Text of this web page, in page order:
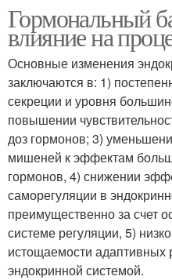
Гормональный
влияние на
Основные изменения
заключаются в: 1)
секреции и уровня
повышении
доз гормонов; 3)
мишеней к эффектам
гормонов, 4) снижении
саморегуляции в
преимущественно за счет
системе регуляции, 5)
истощаемости
эндокринной системой.